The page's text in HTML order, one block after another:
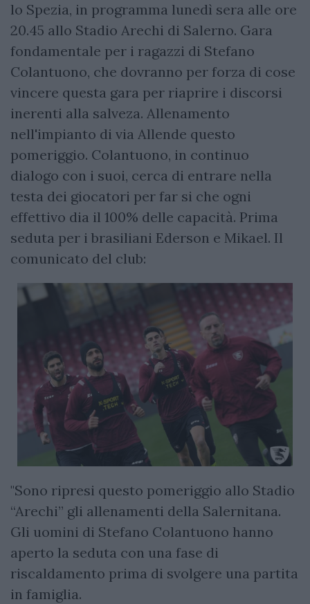
lo Spezia, in programma lunedì sera alle ore
20.45 allo Stadio Arechi di Salerno. Gara
fondamentale per i ragazzi di Stefano
Colantuono, che dovranno per forza di cose
vincere questa gara per riaprire i discorsi
inerenti alla salveza. Allenamento
nell'impianto di via Allende questo
pomeriggio. Colantuono, in continuo
dialogo con i suoi, cerca di entrare nella
testa dei giocatori per far si che ogni
effettivo dia il 100% delle capacità. Prima
seduta per i brasiliani Ederson e Mikael. Il
comunicato del club:
"Sono ripresi questo pomeriggio allo Stadio
“Arechi” gli allenamenti della Salernitana.
Gli uomini di Stefano Colantuono hanno
aperto la seduta con una fase di
riscaldamento prima di svolgere una partita
in famiglia.